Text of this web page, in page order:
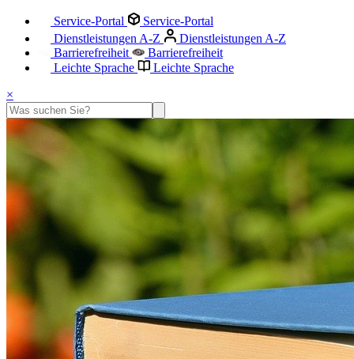
Service-Portal
Service-Portal
Dienstleistungen A-Z
Dienstleistungen A-Z
Barrierefreiheit
Barrierefreiheit
Leichte Sprache
Leichte Sprache
×